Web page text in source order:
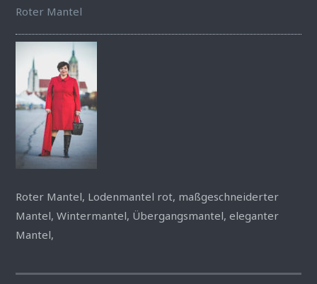
Roter Mantel
Roter Mantel, Lodenmantel rot, maßgeschneiderter
Mantel, Wintermantel, Übergangsmantel, eleganter
Mantel,